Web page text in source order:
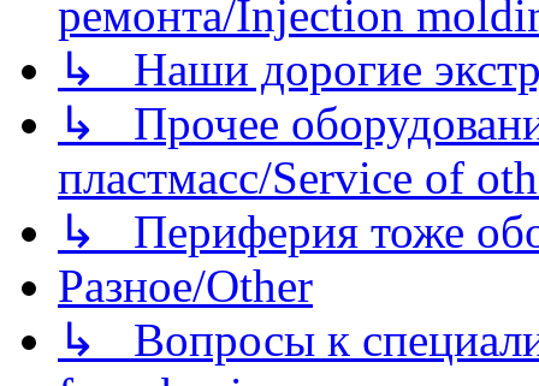
ремонта/Injection
↳ Наши дорогие
↳ Прочее
пластмасс/Service of
↳ Периферия тоже
Разное/Other
↳ Вопросы к